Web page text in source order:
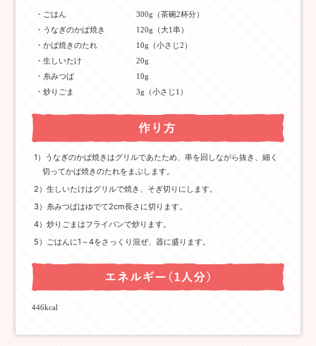
・ごはん
300g（茶碗2杯分）
・うなぎのかば焼き
120g（大1串）
・かば焼きのたれ
10g（小さじ2）
・生しいたけ
20g
・糸みつば
10g
・炒りごま
3g（小さじ1）
1）うなぎのかば焼きはグリルであたため、串を回しながら抜き、細く
切ってかば焼きのたれをまぶします。
2）生しいたけはグリルで焼き、そぎ切りにします。
3）糸みつばはゆでて2cm長さに切ります。
4）炒りごまはフライパンで炒ります。
5）ごはんに1～4をさっくり混ぜ、器に盛ります。
446kcal